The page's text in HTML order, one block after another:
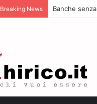
Breaking News Banche